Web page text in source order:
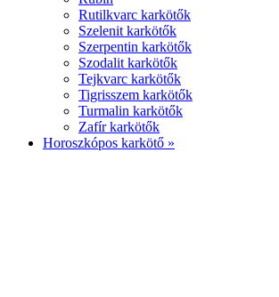
Rutilkvarc karkötők
Szelenit karkötők
Szerpentin karkötők
Szodalit karkötők
Tejkvarc karkötők
Tigrisszem karkötők
Turmalin karkötők
Zafír karkötők
Horoszkópos karkötő »